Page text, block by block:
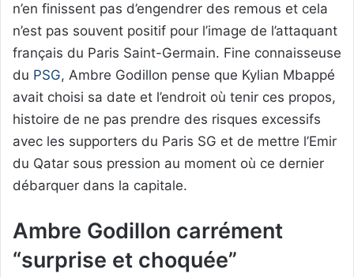
n’en finissent pas d’engendrer des remous et cela
n’est pas souvent positif pour l’image de l’attaquant
français du Paris Saint-Germain. Fine connaisseuse
du PSG, Ambre Godillon pense que Kylian Mbappé
avait choisi sa date et l’endroit où tenir ces propos,
histoire de ne pas prendre des risques excessifs
avec les supporters du Paris SG et de mettre l’Emir
du Qatar sous pression au moment où ce dernier
débarquer dans la capitale.
Ambre Godillon carrément
“surprise et choquée”